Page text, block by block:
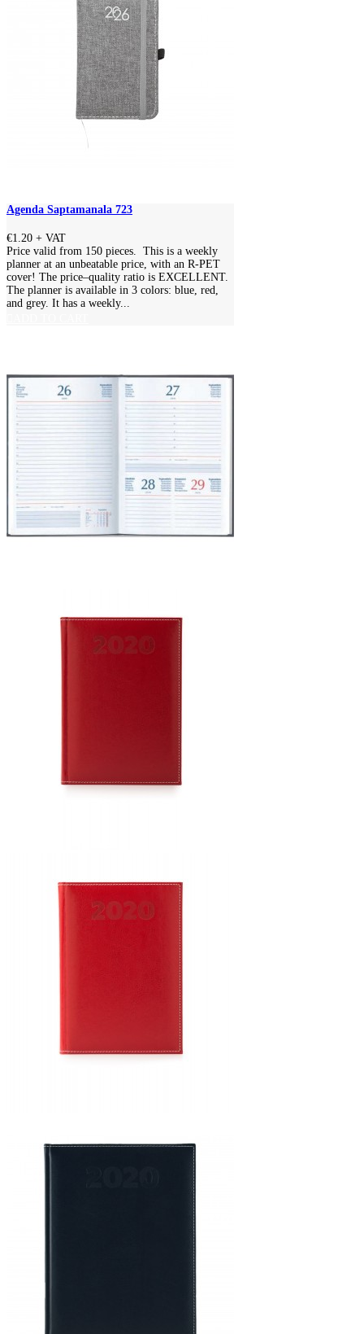
Agenda Saptamanala 723
€1.20 + VAT
Price valid from 150 pieces. This is a weekly
planner at an unbeatable price, with an R-PET
cover! The price–quality ratio is EXCELLENT.
The planner is available in 3 colors: blue, red,
and grey. It has a weekly...